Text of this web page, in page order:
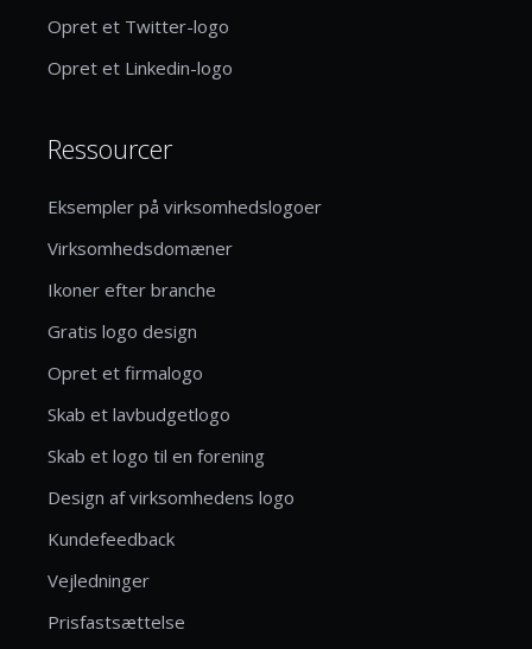
Opret et Twitter-logo
Opret et Linkedin-logo
Ressourcer
Eksempler på virksomhedslogoer
Virksomhedsdomæner
Ikoner efter branche
Gratis logo design
Opret et firmalogo
Skab et lavbudgetlogo
Skab et logo til en forening
Design af virksomhedens logo
Kundefeedback
Vejledninger
Prisfastsættelse